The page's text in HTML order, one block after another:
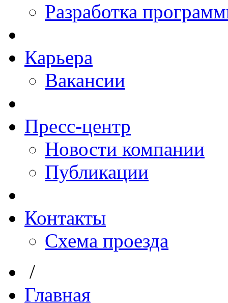
Разработка
Карьера
Вакансии
Пресс-центр
Новости компании
Публикации
Контакты
Схема проезда
/
Главная